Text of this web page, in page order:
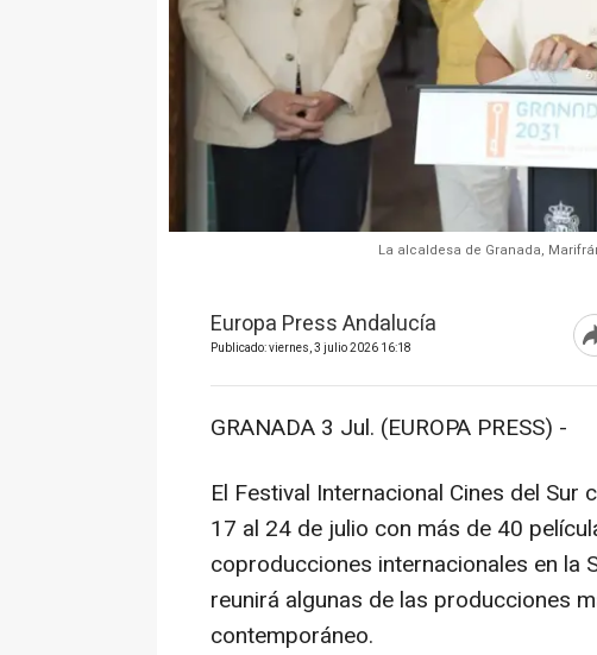
La alcaldesa de Granada,
Europa Press Andalucía
Publicado: viernes, 3 julio 2026 16:18
GRANADA 3 Jul. (EUROPA PRESS) -
El Festival Internacional Cines del
17 al 24 de julio con más de 40
coproducciones internacionales en la
reunirá algunas de las producciones
contemporáneo.